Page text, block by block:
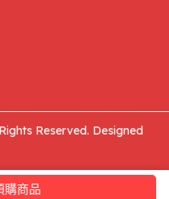
購商品
Reserved. Designed